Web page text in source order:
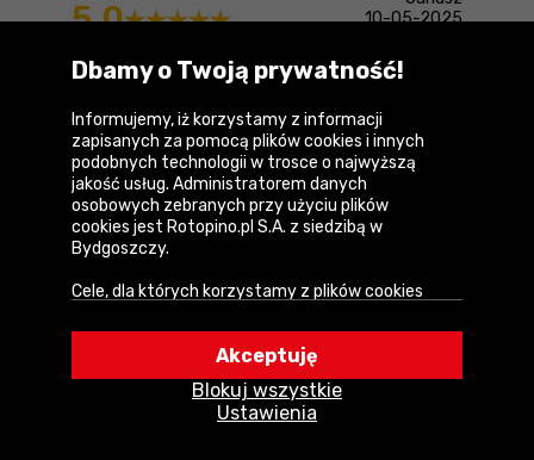
5,0
10-05-2025
Produkt niedostępny
Wiertarko-wkrętarka
Dbamy o Twoją prywatność!
Informujemy, iż korzystamy z informacji
zapisanych za pomocą plików cookies i innych
podobnych technologii w trosce o najwyższą
jakość usług. Administratorem danych
osobowych zebranych przy użyciu plików
cookies jest Rotopino.pl S.A. z siedzibą w
Bydgoszczy.
Cele, dla których korzystamy z plików cookies
• Uwierzytelnienie użytkowników w serwisie,
• Optymalizowanie wydajności i szybkości
działania serwisu i usług,Ustawienia
Blokuj wszystkie
Akceptuję